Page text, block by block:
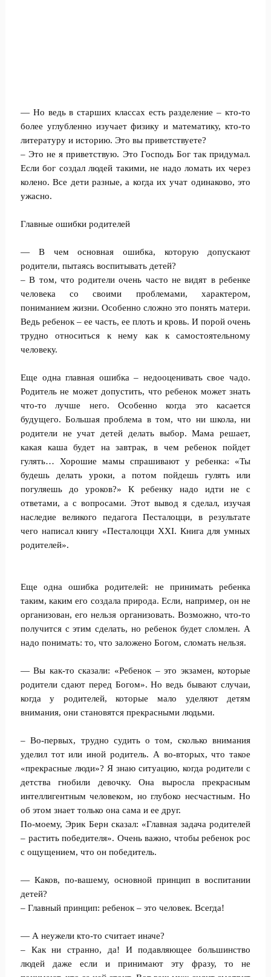
— Но ведь в старших классах есть разделение – кто-то
более углубленно изучает физику и математику, кто-то
литературу и историю. Это вы приветствуете?
– Это не я приветствую. Это Господь Бог так придумал.
Если бог создал людей такими, не надо ломать их через
колено. Все дети разные, а когда их учат одинаково, это
ужасно.
Главные ошибки родителей
— В чем основная ошибка, которую допускают
родители, пытаясь воспитывать детей?
– В том, что родители очень часто не видят в ребенке
человека со своими проблемами, характером,
пониманием жизни. Особенно сложно это понять матери.
Ведь ребенок – ее часть, ее плоть и кровь. И порой очень
трудно относиться к нему как к самостоятельному
человеку.
Еще одна главная ошибка – недооценивать свое чадо.
Родитель не может допустить, что ребенок может знать
что-то лучше него. Особенно когда это касается
будущего. Большая проблема в том, что ни школа, ни
родители не учат детей делать выбор. Мама решает,
какая каша будет на завтрак, в чем ребенок пойдет
гулять… Хорошие мамы спрашивают у ребенка: «Ты
будешь делать уроки, а потом пойдешь гулять или
погуляешь до уроков?» К ребенку надо идти не с
ответами, а с вопросами. Этот вывод я сделал, изучая
наследие великого педагога Песталоцци, в результате
чего написал книгу «Песталоцци XXI. Книга для умных
родителей».
Еще одна ошибка родителей: не принимать ребенка
таким, каким его создала природа. Если, например, он не
организован, его нельзя организовать. Возможно, что-то
получится с этим сделать, но ребенок будет сломлен. А
надо понимать: то, что заложено Богом, сломать нельзя.
— Вы как-то сказали: «Ребенок – это экзамен, которые
родители сдают перед Богом». Но ведь бывают случаи,
когда у родителей, которые мало уделяют детям
внимания, они становятся прекрасными людьми.
– Во-первых, трудно судить о том, сколько внимания
уделил тот или иной родитель. А во-вторых, что такое
«прекрасные люди»? Я знаю ситуацию, когда родители с
детства гнобили девочку. Она выросла прекрасным
интеллигентным человеком, но глубоко несчастным. Но
об этом знает только она сама и ее друг.
По-моему, Эрик Берн сказал: «Главная задача родителей
– растить победителя». Очень важно, чтобы ребенок рос
с ощущением, что он победитель.
— Каков, по-вашему, основной принцип в воспитании
детей?
– Главный принцип: ребенок – это человек. Всегда!
— А неужели кто-то считает иначе?
– Как ни странно, да! И подавляющее большинство
людей даже если и принимают эту фразу, то не